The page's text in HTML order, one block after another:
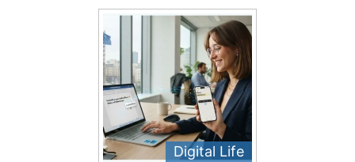
Digital Life